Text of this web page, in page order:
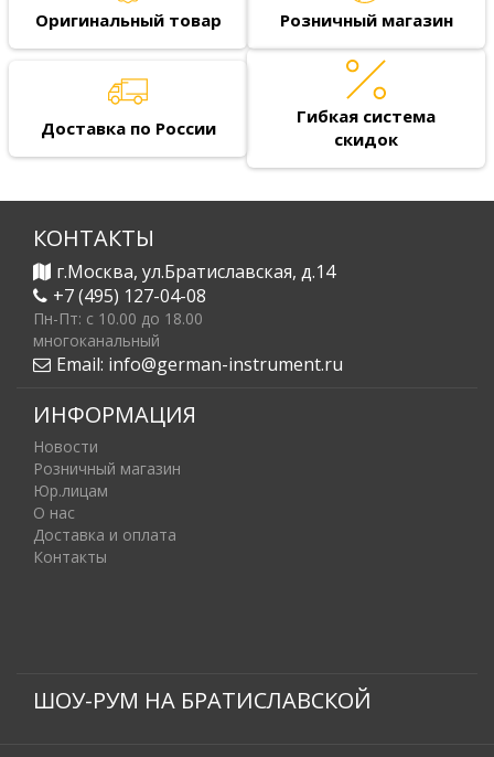
Оригинальный товар Розничный магазин
Доставка по России
Гибкая система
скидок
КОНТАКТЫ
г.Москва, ул.Братиславская, д.14
+7 (495) 127-04-08
Пн-Пт: c 10.00 до 18.00
многоканальный
Email: info@german-instrument.ru
ИНФОРМАЦИЯ
Новости
Розничный магазин
Юр.лицам
О нас
Доставка и оплата
Контакты
ШОУ-РУМ НА БРАТИСЛАВСКОЙ